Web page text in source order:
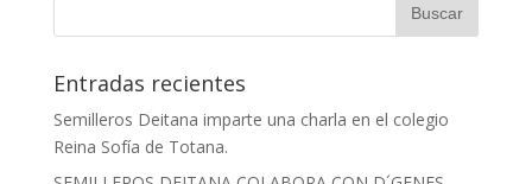
Entradas recientes
Semilleros Deitana imparte una charla en el colegio
Reina Sofía de Totana.